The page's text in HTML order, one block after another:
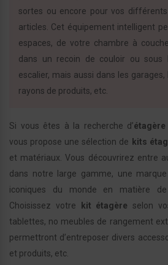
sortes ou encore pour vos
articles. Cet équipement intelligent
espaces, de votre chambre à
dans un recoin de couloir ou sous
escalier, mais aussi dans les
rayons de produits, etc.
Si vous êtes à la recherche d’
vous propose une sélection de kits
et matériaux. Vous découvrirez entre
dans notre large gamme, une
iconiques du monde en matière de
Choisissez votre
kit étagère selon
tablettes, no meubles de rangement
permettront d’entreposer divers
et produits, etc.